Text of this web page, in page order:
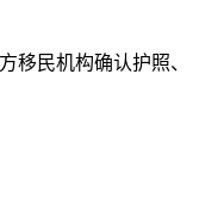
移民机构确认护照、